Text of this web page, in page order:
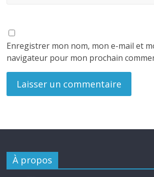
Enregistrer mon nom, mon e-mail et
navigateur pour mon prochain
À propos